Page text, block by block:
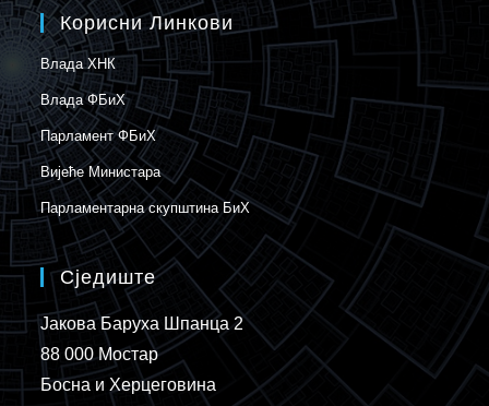
Корисни Линкови
Влада ХНК
Влада ФБиХ
Парламент ФБиХ
Вијеће Министара
Парламентарна скупштина БиХ
Сједиште
Јакова Баруха Шпанца 2
88 000 Мостар
Босна и Херцеговина